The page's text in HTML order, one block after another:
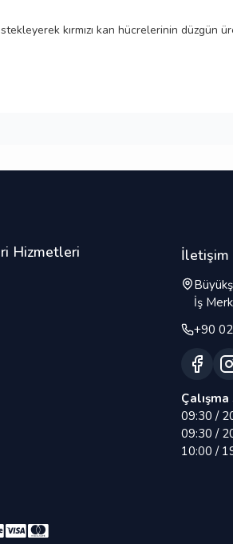
kırmızı kan hücrelerinin düzgün
Hizmetleri İletişim
İş
+90
09:30 /
09:30 /
10:00 /